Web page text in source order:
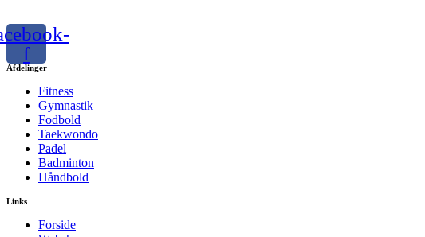
f
Afdelinger
Fitness
Gymnastik
Fodbold
Taekwondo
Padel
Badminton
Håndbold
Links
Forside